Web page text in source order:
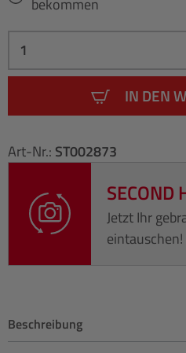
IN DEN
Art-Nr.: ST002873
SECOND
Jetzt Ihr
eintauschen!
Beschreibung